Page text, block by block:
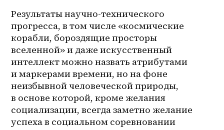
Результаты научно-технического
прогресса, в том числе «космические
корабли, бороздящие просторы
вселенной» и даже искусственный
интеллект можно назвать атрибутами
и маркерами времени, но на фоне
неизбывной человеческой природы,
в основе которой, кроме желания
социализации, всегда заметно желание
успеха в социальном соревновании